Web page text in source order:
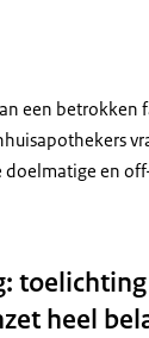
een betrokken
doelmatige en
heel